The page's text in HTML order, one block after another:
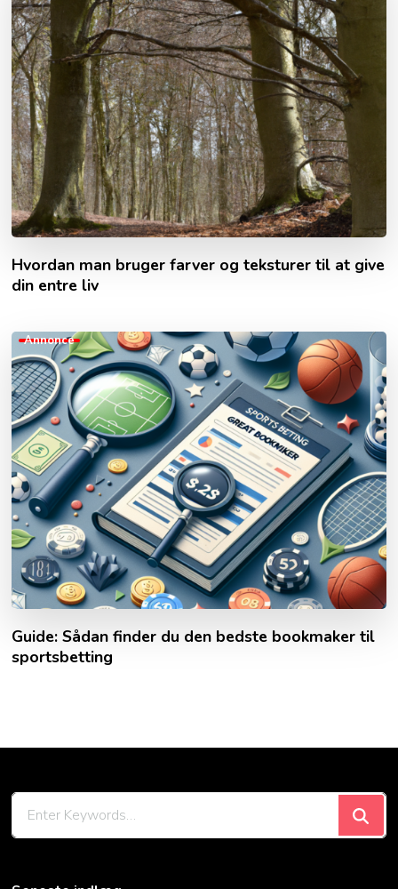
Hvordan man bruger farver og teksturer til at give
din entre liv
Annonce
Guide: Sådan finder du den bedste bookmaker til
sportsbetting